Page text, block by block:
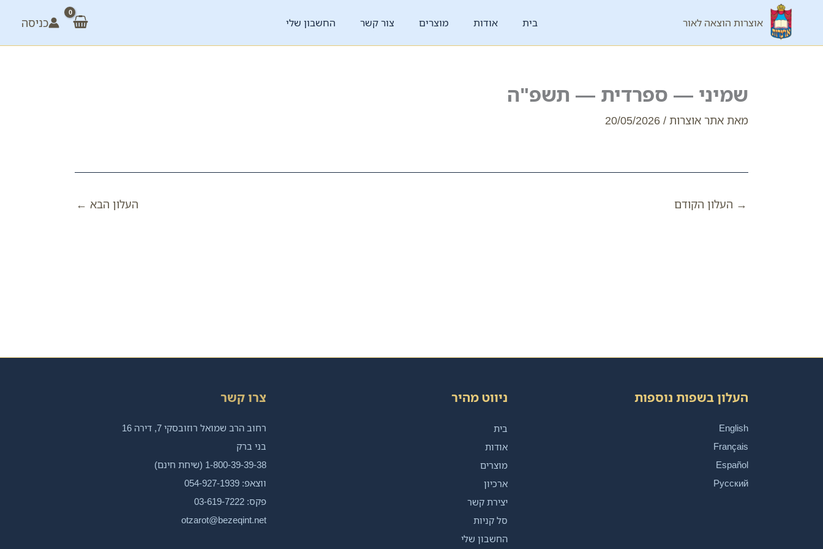
אוצרות הוצאה לאור בית אודות מוצרים צור קשר החשבון שלי כניסה
שמיני — ספרדית — תשפ"ה
מאת אתר אוצרות /
20/05/2026
→ העלון הקודם העלון הבא ←
העלון בשפות נוספות
English
Français
Español
Русский
ניווט מהיר
בית
אודות
מוצרים
ארכיון
יצירת קשר
סל קניות
החשבון שלי
צרו קשר
רחוב הרב שמואל רוזובסקי 7, דירה 16
בני ברק
1-800-39-39-38 (שיחת חינם)
ווצאפ: 054-927-1939
פקס: 03-619-7222
otzarot@bezeqint.net